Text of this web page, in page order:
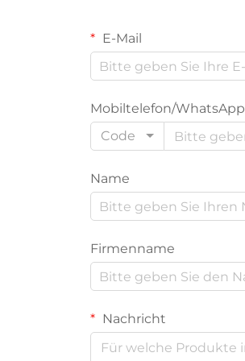
E-Mail
Mobiltelefon/WhatsApp
Code
Name
Firmenname
Nachricht